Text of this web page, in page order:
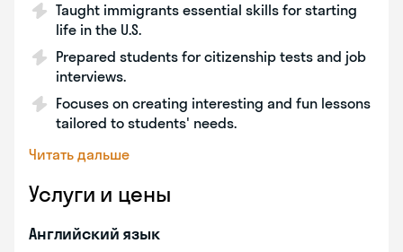
Taught immigrants essential skills for starting
life in the U.S.
Prepared students for citizenship tests and job
interviews.
Focuses on creating interesting and fun lessons
tailored to students' needs.
Читать дальше
Услуги и цены
Английский язык